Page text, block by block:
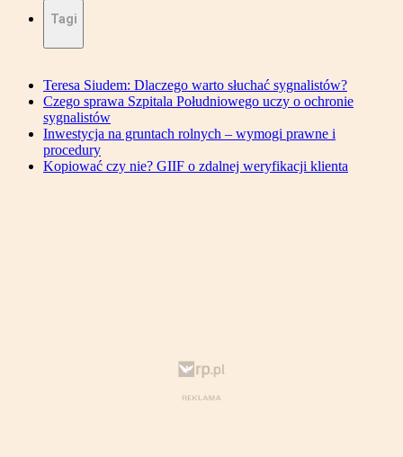
Tagi
Teresa Siudem: Dlaczego warto słuchać sygnalistów?
Czego sprawa Szpitala Południowego uczy o ochronie
sygnalistów
Inwestycja na gruntach rolnych – wymogi prawne i
procedury
Kopiować czy nie? GIIF o zdalnej weryfikacji klienta